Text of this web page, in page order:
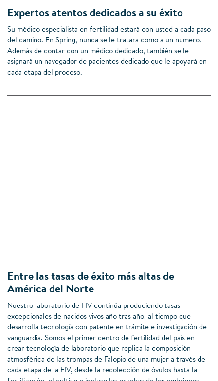
Expertos atentos dedicados a su éxito
Su médico especialista en fertilidad estará con usted a cada paso
del camino. En Spring, nunca se le tratará como a un número.
Además de contar con un médico dedicado, también se le
asignará un navegador de pacientes dedicado que le apoyará en
cada etapa del proceso.
Entre las tasas de éxito más altas de
América del Norte
Nuestro laboratorio de FIV continúa produciendo tasas
excepcionales de nacidos vivos año tras año, al tiempo que
desarrolla tecnología con patente en trámite e investigación de
vanguardia. Somos el primer centro de fertilidad del país en
crear tecnología de laboratorio que replica la composición
atmosférica de las trompas de Falopio de una mujer a través de
cada etapa de la FIV, desde la recolección de óvulos hasta la